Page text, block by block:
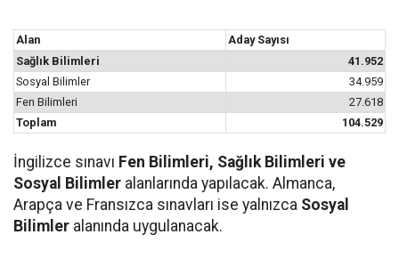
Alan
Aday Sayısı
Sağlık Bilimleri
41.952
Sosyal Bilimler
34.959
Fen Bilimleri
27.618
Toplam
104.529
İngilizce sınavı Fen Bilimleri, Sağlık Bilimleri ve
Sosyal Bilimler alanlarında yapılacak. Almanca,
Arapça ve Fransızca sınavları ise yalnızca Sosyal
Bilimler alanında uygulanacak.